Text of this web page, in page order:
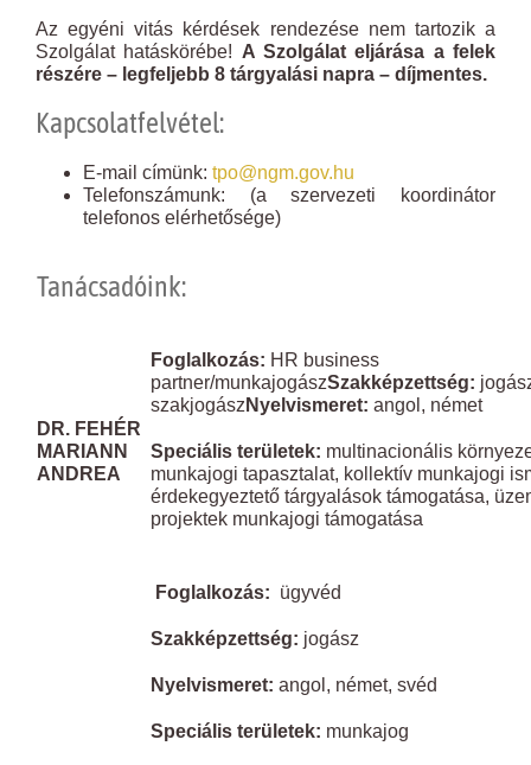
Az egyéni vitás kérdések rendezése nem tartozik a
Szolgálat hatáskörébe! A Szolgálateljárása a felek
részére – legfeljebb 8 tárgyalási napra – díjmentes.
Kapcsolatfelvétel:
E-mail címünk: tpo@ngm.gov.hu
Telefonszámunk​: (a szervezeti koordinátor
telefonos elérhetősége)
Tanácsadóink:
DR. FEHÉR
MARIANN
ANDREA
Foglalkozás: HR business
partner/munkajogászSzakképzettség:
szakjogász Nyelvismeret: angol, német
Speciális területek: multinacionális
munkajogi tapasztalat, kollektív munkajogi
érdekegyeztető tárgyalások támogatása,
projektek munkajogi támogatása
Foglalkozás: ügyvéd
Szakképzettség: jogász
Nyelvismeret: angol, német, svéd
Speciális területek: munkajog